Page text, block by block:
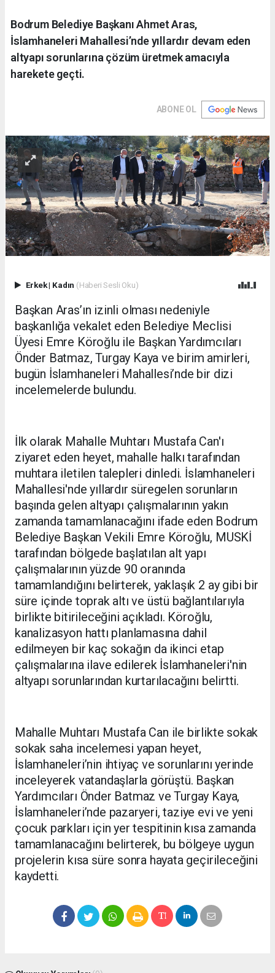
Bodrum Belediye Başkanı Ahmet Aras,
İslamhaneleri Mahallesi’nde yıllardır devam eden
altyapı sorunlarına çözüm üretmek amacıyla
harekete geçti.
ABONE OL
Erkek| Kadın (Haberi Sesli Oku)
Başkan Aras’ın izinli olması nedeniyle
başkanlığa vekalet eden Belediye Meclisi
Üyesi Emre Köroğlu ile Başkan Yardımcıları
Önder Batmaz, Turgay Kaya ve birim amirleri,
bugün İslamhaneleri Mahallesi’nde bir dizi
incelemelerde bulundu.
İlk olarak Mahalle Muhtarı Mustafa Can'ı
ziyaret eden heyet, mahalle halkı tarafından
muhtara iletilen talepleri dinledi. İslamhaneleri
Mahallesi'nde yıllardır süregelen sorunların
başında gelen altyapı çalışmalarının yakın
zamanda tamamlanacağını ifade eden Bodrum
Belediye Başkan Vekili Emre Köroğlu, MUSKİ
tarafından bölgede başlatılan alt yapı
çalışmalarının yüzde 90 oranında
tamamlandığını belirterek, yaklaşık 2 ay gibi bir
süre içinde toprak altı ve üstü bağlantılarıyla
birlikte bitirileceğini açıkladı. Köroğlu,
kanalizasyon hattı planlamasına dahil
edilmeyen bir kaç sokağın da ikinci etap
çalışmalarına ilave edilerek İslamhaneleri'nin
altyapı sorunlarından kurtarılacağını belirtti.
Mahalle Muhtarı Mustafa Can ile birlikte sokak
sokak saha incelemesi yapan heyet,
İslamhaneleri’nin ihtiyaç ve sorunlarını yerinde
inceleyerek vatandaşlarla görüştü. Başkan
Yardımcıları Önder Batmaz ve Turgay Kaya,
İslamhaneleri’nde pazaryeri, taziye evi ve yeni
çocuk parkları için yer tespitinin kısa zamanda
tamamlanacağını belirterek, bu bölgeye uygun
projelerin kısa süre sonra hayata geçirileceğini
kaydetti.